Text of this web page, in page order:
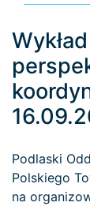
Loading...
Podlaski
Polskiego
na